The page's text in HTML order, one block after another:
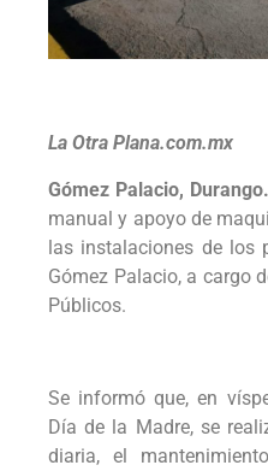
La Otra Plana.com.mx
Gómez Palacio,
manual y apoyo de
las instalaciones de los
Gómez Palacio, a cargo
Públicos.
Se informó que, en
Día de la Madre, se
diaria, el